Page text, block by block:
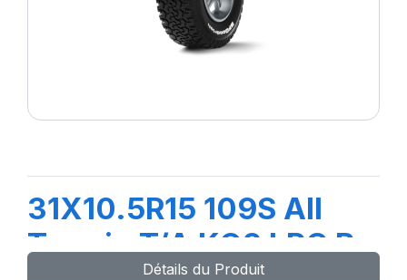
31X10.5R15 109S All
Terrain T/A KO2 LRC R
Détails du Produit